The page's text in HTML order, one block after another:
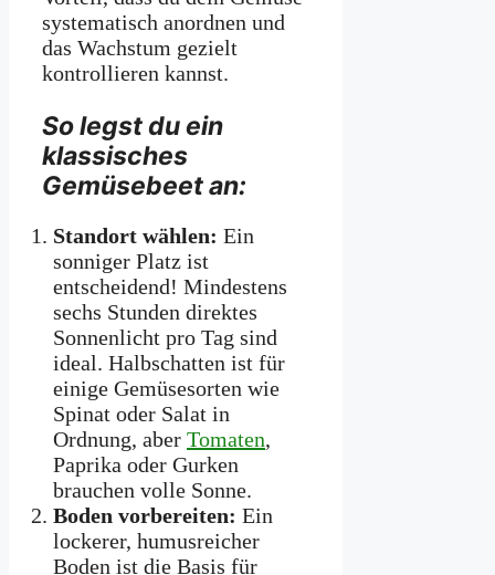
systematisch anordnen und
das Wachstum gezielt
kontrollieren kannst.
So legst du ein
klassisches
Gemüsebeet an:
Standort wählen: Ein
sonniger Platz ist
entscheidend! Mindestens
sechs Stunden direktes
Sonnenlicht pro Tag sind
ideal. Halbschatten ist für
einige Gemüsesorten wie
Spinat oder Salat in
Ordnung, aber Tomaten,
Paprika oder Gurken
brauchen volle Sonne.
Boden vorbereiten: Ein
lockerer, humusreicher
Boden ist die Basis für